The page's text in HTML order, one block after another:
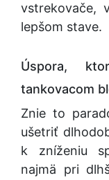
vstrekovače,
lepšom stave.
Úspora,
tankovacom
Znie to
ušetriť
k zníženiu
najmä pri